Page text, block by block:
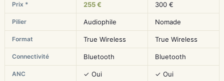
Prix * 255 € 300 €
Pilier Audiophile Nomade
Format True Wireless True Wireless
Connectivité Bluetooth Bluetooth
ANC ✓ Oui ✓ Oui